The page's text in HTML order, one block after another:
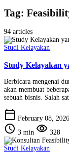
Tag:
94 articles
Studi Kelayakan
Study Kelayakan
Berbicara mengenai
akan membuat
sebuah bisnis. Salah
calendar_today February 08, 2026
schedule 3 min visibility 328
Studi Kelayakan